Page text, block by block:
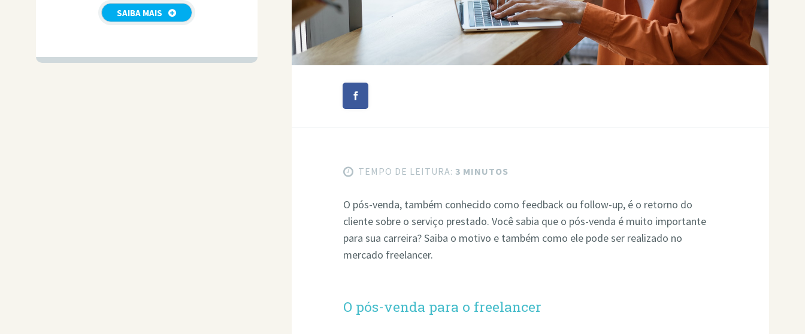
TEMPO DE LEITURA: 3 MINUTOS
O pós-venda, também conhecido como feedback ou follow-up, é o retorno do
cliente sobre o serviço prestado. Você sabia que o pós-venda é muito importante
para sua carreira? Saiba o motivo e também como ele pode ser realizado no
mercado freelancer.
O pós-venda para o freelancer
SAIBA MAIS